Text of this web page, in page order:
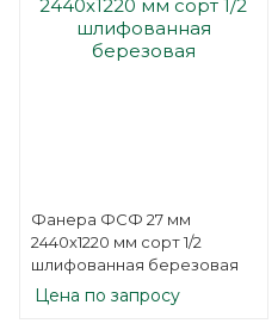
Фанера ФСФ 27 мм
2440х1220 мм сорт 1/2
шлифованная березовая
Цена по запросу